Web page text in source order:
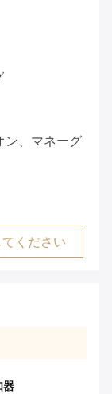
ン、マネーグ
ください
器